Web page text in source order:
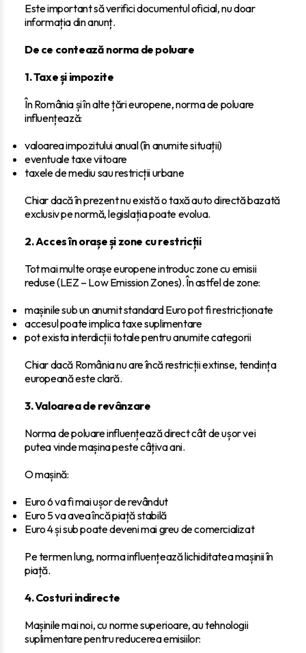
Este important să verifici documentul oficial, nu doar
informația din anunț.
De ce contează norma de poluare
1. Taxe și impozite
În România și în alte țări europene, norma de poluare
influențează:
valoarea impozitului anual (în anumite situații)
eventuale taxe viitoare
taxele de mediu sau restricții urbane
Chiar dacă în prezent nu există o taxă auto directă bazată
exclusiv pe normă, legislația poate evolua.
2. Acces în orașe și zone cu restricții
Tot mai multe orașe europene introduc zone cu emisii
reduse (LEZ – Low Emission Zones). În astfel de zone:
mașinile sub un anumit standard Euro pot fi restricționate
accesul poate implica taxe suplimentare
pot exista interdicții totale pentru anumite categorii
Chiar dacă România nu are încă restricții extinse, tendința
europeană este clară.
3. Valoarea de revânzare
Norma de poluare influențează direct cât de ușor vei
putea vinde mașina peste câțiva ani.
O mașină:
Euro 6 va fi mai ușor de revândut
Euro 5 va avea încă piață stabilă
Euro 4 și sub poate deveni mai greu de comercializat
Pe termen lung, norma influențează lichiditatea mașinii în
piață.
4. Costuri indirecte
Mașinile mai noi, cu norme superioare, au tehnologii
suplimentare pentru reducerea emisiilor: